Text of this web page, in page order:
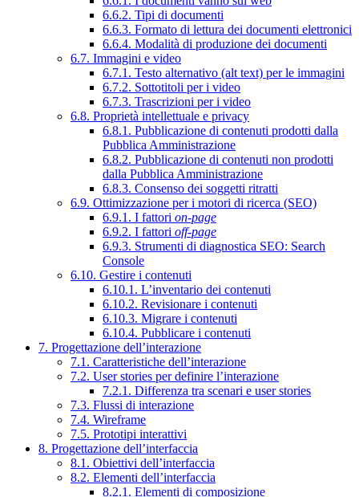
6.6.2. Tipi di documenti
6.6.3. Formato di lettura dei documenti elettronici
6.6.4. Modalità di produzione dei documenti
6.7. Immagini e video
6.7.1. Testo alternativo (alt text) per le immagini
6.7.2. Sottotitoli per i video
6.7.3. Trascrizioni per i video
6.8. Proprietà intellettuale e privacy
6.8.1. Pubblicazione di contenuti prodotti dalla
Pubblica Amministrazione
6.8.2. Pubblicazione di contenuti non prodotti
dalla Pubblica Amministrazione
6.8.3. Consenso dei soggetti ritratti
6.9. Ottimizzazione per i motori di ricerca (SEO)
6.9.1. I fattori on-page
6.9.2. I fattori off-page
6.9.3. Strumenti di diagnostica SEO: Search
Console
6.10. Gestire i contenuti
6.10.1. L’inventario dei contenuti
6.10.2. Revisionare i contenuti
6.10.3. Migrare i contenuti
6.10.4. Pubblicare i contenuti
7. Progettazione dell’interazione
7.1. Caratteristiche dell’interazione
7.2. User stories per definire l’interazione
7.2.1. Differenza tra scenari e user stories
7.3. Flussi di interazione
7.4. Wireframe
7.5. Prototipi interattivi
8. Progettazione dell’interfaccia
8.1. Obiettivi dell’interfaccia
8.2. Elementi dell’interfaccia
8.2.1. Elementi di composizione